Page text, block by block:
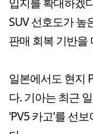
SUV 선호도가 높
판매 회복 기반을
일본에서도 현지
다. 기아는 최근
'PV5 카고'를 선